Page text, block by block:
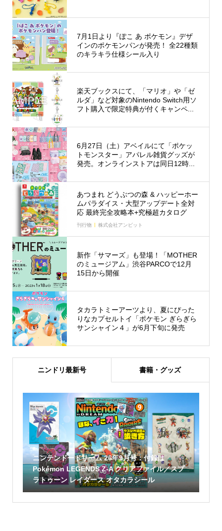
7月1日より『ぽこ あ ポケモン』デザ
インのポケモンパンが発売！ 全22種類
のキラキラ仕様シール入り
楽天ブックスにて、「マリオ」や「ゼ
ルダ」など対象のNintendo Switch用ソ
フト購入で限定特典が付くキャンペ...
6月27日（土）アベイルにて「ポケッ
トモンスター」アパレル雑貨グッズが
発売。オンラインストアは同日12時...
あつまれ どうぶつの森 & ハッピーホー
ムパラダイス・大型アップデート全対
応 最終完全攻略本+究極超カタログ
刊行物 株式会社アンビット
新作「サマーズ」も登場！「MOTHER
のミュージアム」渋谷PARCOで12月
15日から開催
タカラトミーアーツより、夏にぴった
りなカプセルトイ「ポケモン ぎらぎら
サンシャイン４」が6月下旬に発売
ニンドリ最新号 書籍・グッズ
ニンテンドードリーム 26年9月号：付録は
Pokémon LEGENDS Z-A クリアファイル／スプ
ラトゥーン レイダース オタカラシール